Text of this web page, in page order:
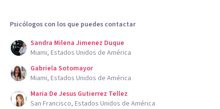
Psicólogos con los que puedes contactar
Sandra Milena Jimenez Duque
Miami, Estados Unidos de América
Gabriela Sotomayor
Miami, Estados Unidos de América
Maria De Jesus Gutierrez Tellez
San Francisco, Estados Unidos de América